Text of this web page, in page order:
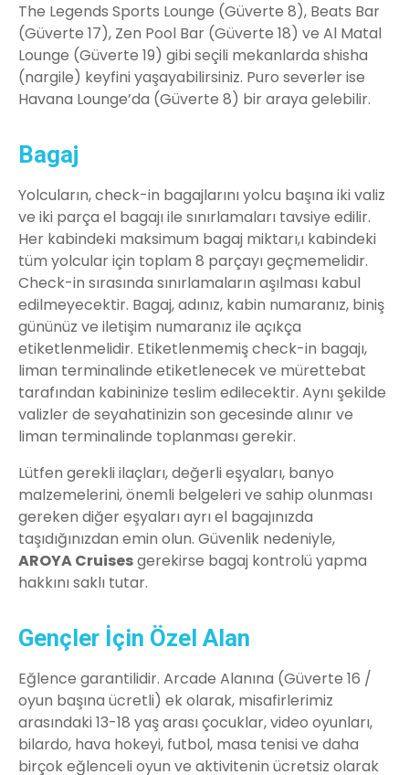
The Legends Sports Lounge (Güverte 8), Beats Bar
(Güverte 17), Zen Pool Bar (Güverte 18) ve Al Matal
Lounge (Güverte 19) gibi seçili mekanlarda shisha
(nargile) keyfini yaşayabilirsiniz. Puro severler ise
Havana Lounge’da (Güverte 8) bir araya gelebilir.
Bagaj
Yolcuların, check-in bagajlarını yolcu başına iki valiz
ve iki parça el bagajı ile sınırlamaları tavsiye edilir.
Her kabindeki maksimum bagaj miktarı,ı kabindeki
tüm yolcular için toplam 8 parçayı geçmemelidir.
Check-in sırasında sınırlamaların aşılması kabul
edilmeyecektir. Bagaj, adınız, kabin numaranız, biniş
gününüz ve iletişim numaranız ile açıkça
etiketlenmelidir. Etiketlenmemiş check-in bagajı,
liman terminalinde etiketlenecek ve mürettebat
tarafından kabininize teslim edilecektir. Aynı şekilde
valizler de seyahatinizin son gecesinde alınır ve
liman terminalinde toplanması gerekir.
Lütfen gerekli ilaçları, değerli eşyaları, banyo
malzemelerini, önemli belgeleri ve sahip olunması
gereken diğer eşyaları ayrı el bagajınızda
taşıdığınızdan emin olun. Güvenlik nedeniyle,
AROYA Cruisesgerekirse bagaj kontrolü yapma
hakkını saklı tutar.
Gençler İçin Özel Alan
Eğlence garantilidir. Arcade Alanına (Güverte 16 /
oyun başına ücretli) ek olarak, misafirlerimiz
arasındaki 13-18 yaş arası çocuklar, video oyunları,
bilardo, hava hokeyi, futbol, masa tenisi ve daha
birçok eğlenceli oyun ve aktivitenin ücretsiz olarak